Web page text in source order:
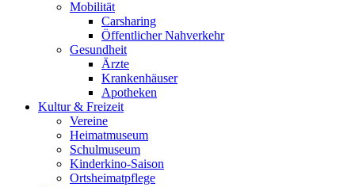
Mobilität
Carsharing
Öffentlicher Nahverkehr
Gesundheit
Ärzte
Krankenhäuser
Apotheken
Kultur & Freizeit
Vereine
Heimatmuseum
Schulmuseum
Kinderkino-Saison
Ortsheimatpflege